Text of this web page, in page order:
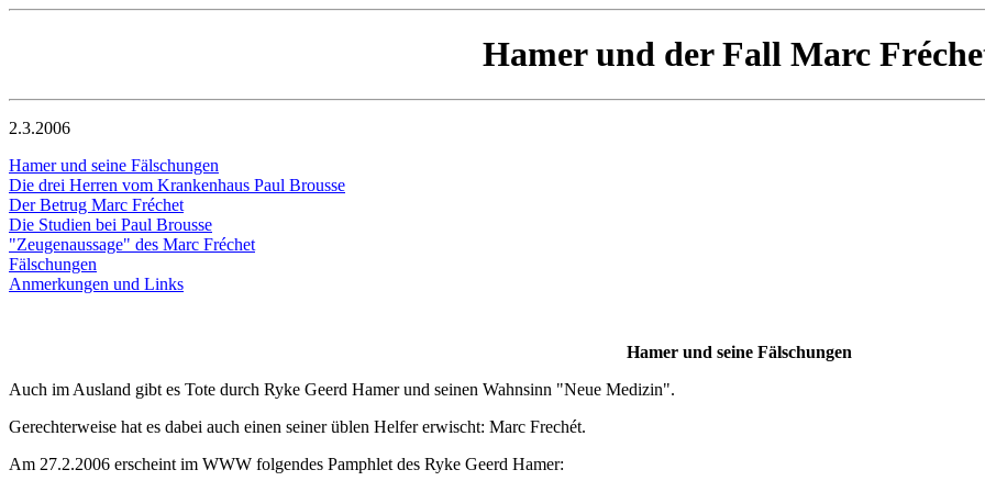
Hamer und der Fall Marc
2.3.2006
Hamer und seine Fälschungen
Die drei Herren vom Krankenhaus Paul Brousse
Der Betrug Marc Fréchet
Die Studien bei Paul Brousse
"Zeugenaussage" des Marc Fréchet
Fälschungen
Anmerkungen und Links
Hamer und seine Fälschungen
Auch im Ausland gibt es Tote durch Ryke Geerd Hamer und seinen Wahnsinn "Neue Medizin".
Gerechterweise hat es dabei auch einen seiner üblen Helfer erwischt: Marc Frechét.
Am 27.2.2006 erscheint im WWW folgendes Pamphlet des Ryke Geerd Hamer: